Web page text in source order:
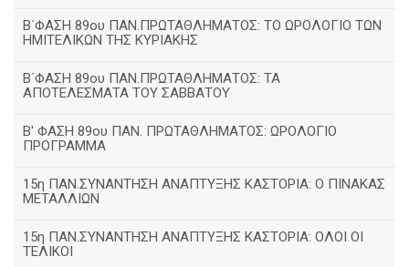
Β΄ΦΑΣΗ 89ου ΠΑΝ.ΠΡΩΤΑΘΛΗΜΑΤΟΣ: ΤΟ ΩΡΟΛΟΓΙΟ ΤΩΝ
ΗΜΙΤΕΛΙΚΩΝ ΤΗΣ ΚΥΡΙΑΚΗΣ
Β΄ΦΑΣΗ 89ου ΠΑΝ.ΠΡΩΤΑΘΛΗΜΑΤΟΣ: ΤΑ
ΑΠΟΤΕΛΕΣΜΑΤΑ ΤΟΥ ΣΑΒΒΑΤΟΥ
Β' ΦΑΣΗ 89ου ΠΑΝ. ΠΡΩΤΑΘΛΗΜΑΤΟΣ: ΩΡΟΛΟΓΙΟ
ΠΡΟΓΡΑΜΜΑ
15η ΠΑΝ.ΣΥΝΑΝΤΗΣΗ ΑΝΑΠΤΥΞΗΣ ΚΑΣΤΟΡΙΑ: Ο ΠΙΝΑΚΑΣ
ΜΕΤΑΛΛΙΩΝ
15η ΠΑΝ.ΣΥΝΑΝΤΗΣΗ ΑΝΑΠΤΥΞΗΣ ΚΑΣΤΟΡΙΑ: ΟΛΟΙ ΟΙ
ΤΕΛΙΚΟΙ